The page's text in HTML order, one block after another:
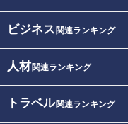
ビジネス 関連ランキング
人材関連ランキング
トラベル関連ランキング